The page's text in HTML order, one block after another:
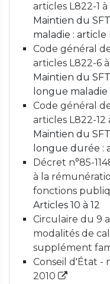
articles L822-1
Maintien du
maladie : article
Code général
articles L822-6 à
Maintien du
longue
Code général
articles L822-12
Maintien du
longue durée :
Décret n°85-
à la
fonctions
Articles 10 à 12
Circulaire du 9
modalités de
supplément
Conseil d'État -
2010